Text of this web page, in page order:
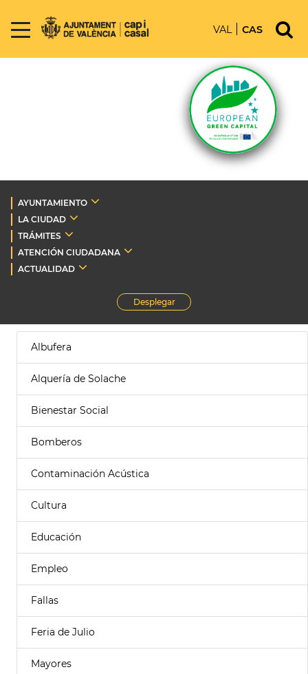
VAL CAS
AYUNTAMIENTO
LA CIUDAD
TRÁMITES
ATENCIÓN CIUDADANA
ACTUALIDAD
Desplegar
Albufera
Alquería de Solache
Bienestar Social
Bomberos
Contaminación Acústica
Cultura
Educación
Empleo
Fallas
Feria de Julio
Mayores